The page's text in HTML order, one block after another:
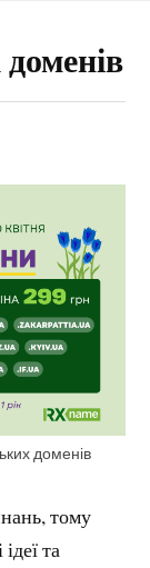
доменів
тому
та